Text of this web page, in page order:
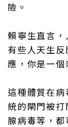
險。
賴寧生直言，
有些人天生
應，你是一個
這種體質在
統的閘門被打
腺病毒等，